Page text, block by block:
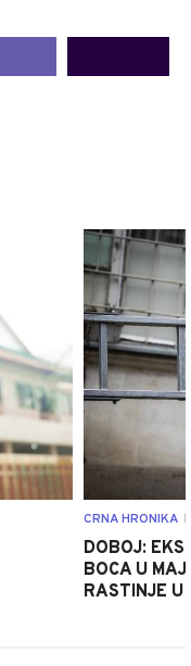
CRNA HRONIKA
DOBOJ:
BOCA U
RASTINJE U